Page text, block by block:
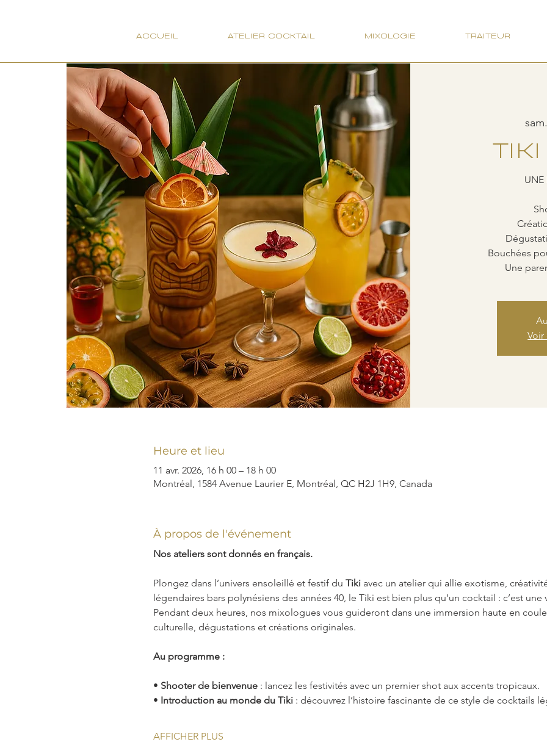
ACCUEIL ATELIER COCKTAIL MIXOLOGIE TRAITEUR
UNE
Bouchées
Une
Voir
Heure et lieu
11 avr. 2026, 16 h 00 – 18 h 00
Montréal, 1584 Avenue Laurier E, Montréal, QC H2J 1H9, Canada
À propos de l'événement
Nos ateliers sont donnés en français.
Plongez dans l’univers ensoleillé et festif du Tiki avec un atelier qui allie exotisme,
légendaires bars polynésiens des années 40, le Tiki est bien plus qu’un cocktail : c’est
Pendant deux heures, nos mixologues vous guideront dans une immersion haute en
culturelle, dégustations et créations originales.
Au programme :
• Shooter de bienvenue : lancez les festivités avec un premier shot aux accents tropicaux.
• Introduction au monde du Tiki : découvrez l’histoire fascinante de ce style de cocktails
AFFICHER PLUS